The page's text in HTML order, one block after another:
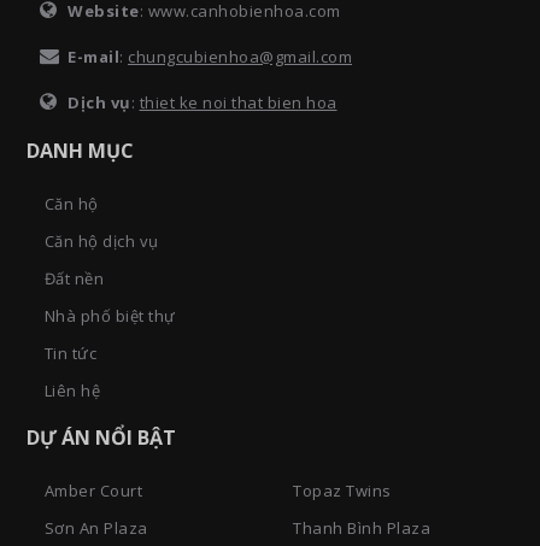
Website: www.canhobienhoa.com
E-mail: chungcubienhoa@gmail.com
Dịch vụ: thiet ke noi that bien hoa
DANH MỤC
Căn hộ
Căn hộ dịch vụ
Đất nền
Nhà phố biệt thự
Tin tức
Liên hệ
DỰ ÁN NỔI BẬT
Amber Court
Topaz Twins
Sơn An Plaza
Thanh Bình Plaza